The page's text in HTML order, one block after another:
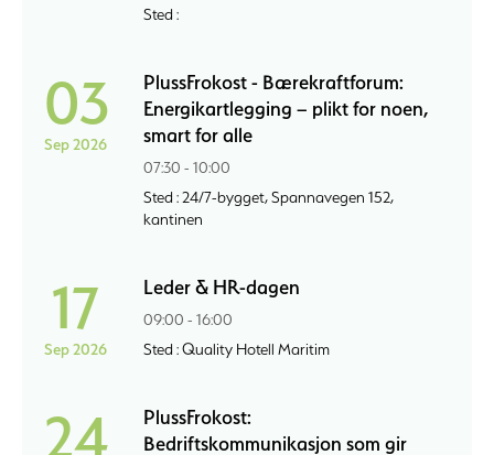
Sted :
03
Sep 2026
PlussFrokost - Bærekraftforum:
Energikartlegging – plikt for noen,
smart for alle
07:30 - 10:00
Sted : 24/7-bygget, Spannavegen 152,
kantinen
17
Sep 2026
Leder & HR-dagen
09:00 - 16:00
Sted : Quality Hotell Maritim
24
PlussFrokost:
Bedriftskommunikasjon som gir